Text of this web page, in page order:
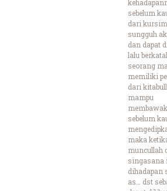
sebelum
dari
sungguh
dan dapat
lalu
seorang
memiliki
dari
mampu
sebelum
maka
muncullah
singasana
dihadapan
as… dst